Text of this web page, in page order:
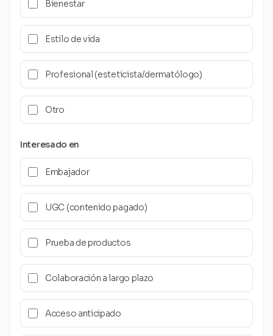
Bienestar
Estilo de vida
Profesional (esteticista/dermatólogo)
Otro
Interesado en
Embajador
UGC (contenido pagado)
Prueba de productos
Colaboración a largo plazo
Acceso anticipado